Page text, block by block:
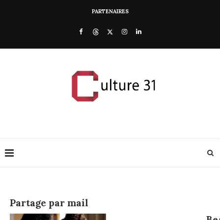
PARTENAIRES
Partage par mail